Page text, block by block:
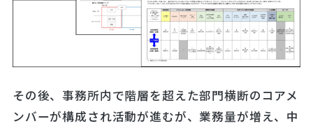
その後、事務所内で階層を超えた部門横断のコアメ
ンバーが構成され活動が進むが、業務量が増え、中